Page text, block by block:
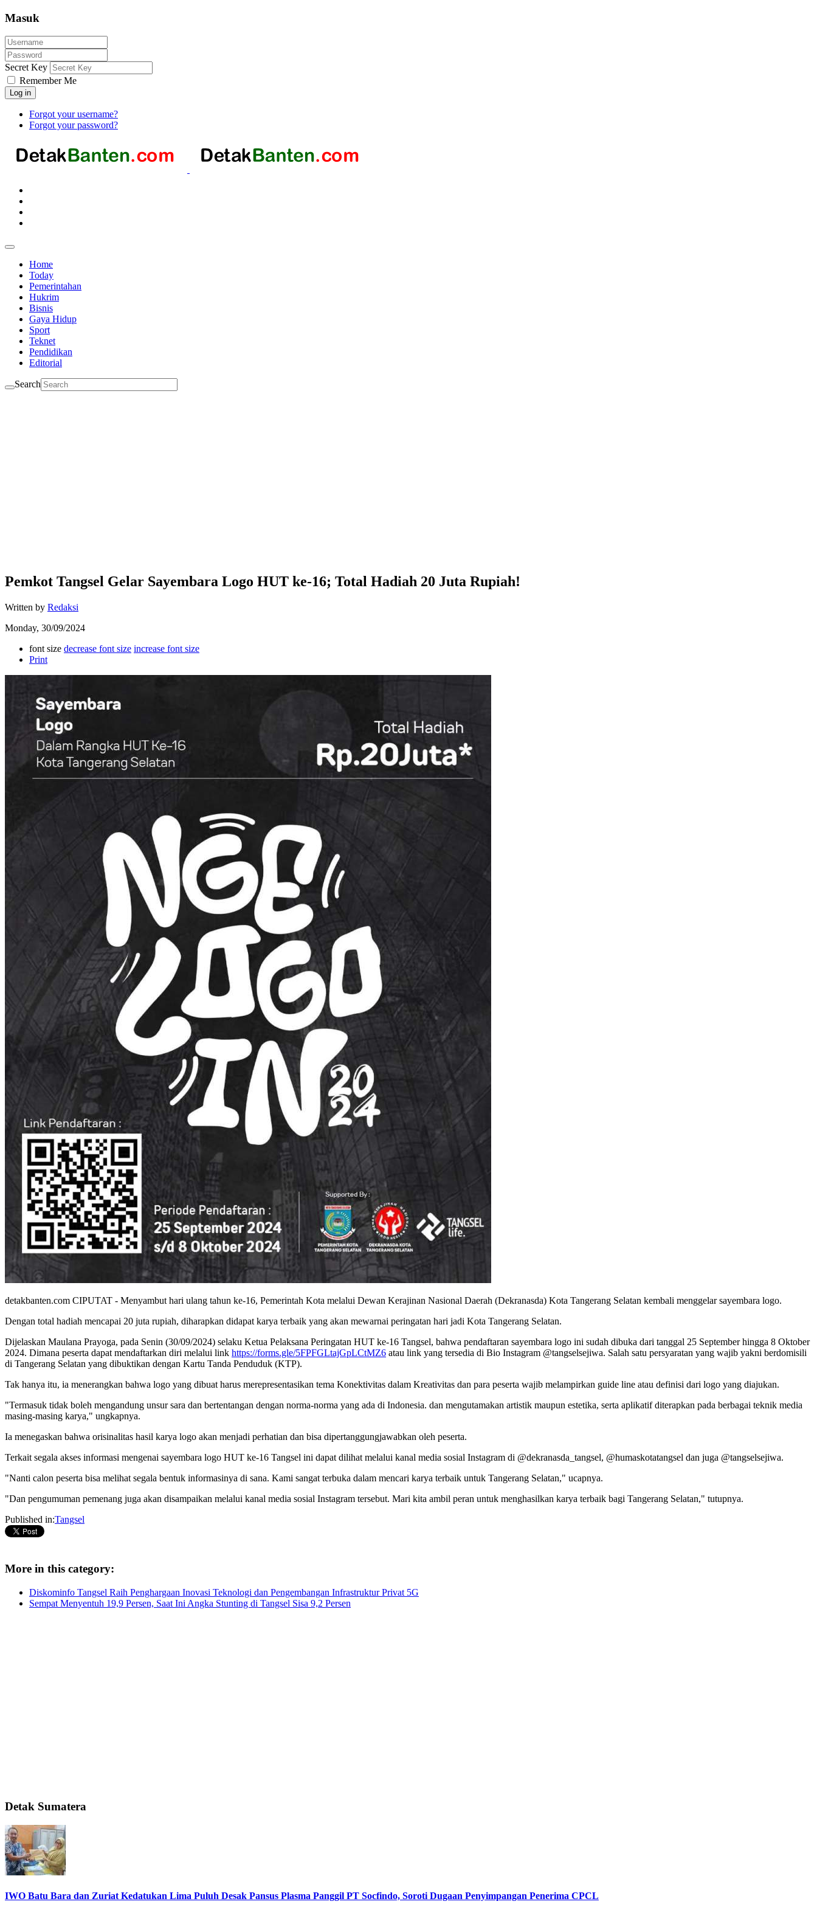
Masuk
Secret Key
Remember Me
Log in
Forgot your username?
Forgot your password?
Home
Today
Pemerintahan
Hukrim
Bisnis
Gaya Hidup
Sport
Teknet
Pendidikan
Editorial
Search
Pemkot Tangsel Gelar Sayembara Logo HUT ke-16; Total Hadiah 20 Juta Rupiah!
Written by Redaksi
Monday, 30/09/2024
font size decrease font size increase font size
Print
detakbanten.com CIPUTAT - Menyambut hari ulang tahun ke-16, Pemerintah Kota melalui Dewan Kerajinan Nasional Daerah (Dekranasda) Kota Tangerang Selatan kembali menggelar sayembara logo.
Dengan total hadiah mencapai 20 juta rupiah, diharapkan didapat karya terbaik yang akan mewarnai peringatan hari jadi Kota Tangerang Selatan.
Dijelaskan Maulana Prayoga, pada Senin (30/09/2024) selaku Ketua Pelaksana Peringatan HUT ke-16 Tangsel, bahwa pendaftaran sayembara logo ini sudah dibuka dari tanggal 25 September hingga 8 Oktober
2024. Dimana peserta dapat mendaftarkan diri melalui link https://forms.gle/5FPFGLtajGpLCtMZ6 atau link yang tersedia di Bio Instagram @tangselsejiwa. Salah satu persyaratan yang wajib yakni berdomisili
di Tangerang Selatan yang dibuktikan dengan Kartu Tanda Penduduk (KTP).
Tak hanya itu, ia menerangkan bahwa logo yang dibuat harus merepresentasikan tema Konektivitas dalam Kreativitas dan para peserta wajib melampirkan guide line atau definisi dari logo yang diajukan.
"Termasuk tidak boleh mengandung unsur sara dan bertentangan dengan norma-norma yang ada di Indonesia. dan mengutamakan artistik maupun estetika, serta aplikatif diterapkan pada berbagai teknik media
masing-masing karya," ungkapnya.
Ia menegaskan bahwa orisinalitas hasil karya logo akan menjadi perhatian dan bisa dipertanggungjawabkan oleh peserta.
Terkait segala akses informasi mengenai sayembara logo HUT ke-16 Tangsel ini dapat dilihat melalui kanal media sosial Instagram di @dekranasda_tangsel, @humaskotatangsel dan juga @tangselsejiwa.
"Nanti calon peserta bisa melihat segala bentuk informasinya di sana. Kami sangat terbuka dalam mencari karya terbaik untuk Tangerang Selatan," ucapnya.
"Dan pengumuman pemenang juga akan disampaikan melalui kanal media sosial Instagram tersebut. Mari kita ambil peran untuk menghasilkan karya terbaik bagi Tangerang Selatan," tutupnya.
Published in:Tangsel
More in this category:
Diskominfo Tangsel Raih Penghargaan Inovasi Teknologi dan Pengembangan Infrastruktur Privat 5G
Sempat Menyentuh 19,9 Persen, Saat Ini Angka Stunting di Tangsel Sisa 9,2 Persen
Detak Sumatera
IWO Batu Bara dan Zuriat Kedatukan Lima Puluh Desak Pansus Plasma Panggil PT Socfindo, Soroti Dugaan Penyimpangan Penerima CPCL